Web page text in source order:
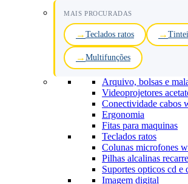
MAIS PROCURADAS
Teclados ratos
Multifunções
Arquivo, bolsas e
Videoprojetores
Conectividade cabos
Ergonomia
Fitas para maquinas
Teclados ratos
Colunas microfones
Pilhas alcalinas
Suportes opticos cd e
Imagem digital